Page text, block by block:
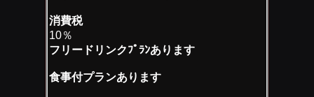
消費税
10％
フリードリンクﾌﾟﾗﾝあります
食事付プランあります